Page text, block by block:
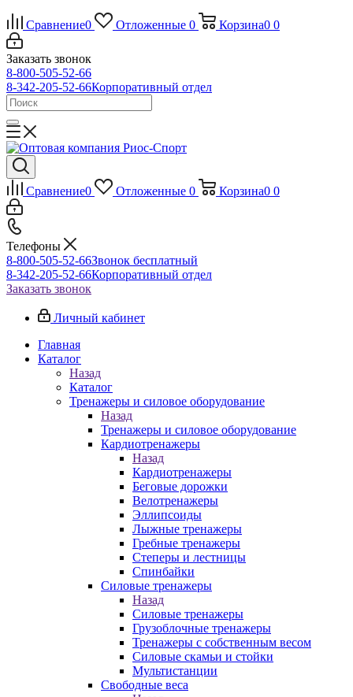
Сравнение0 Отложенные 0 Корзина0 0
Заказать звонок
8-800-505-52-66
8-342-205-52-66Корпоративный отдел
Сравнение0 Отложенные 0 Корзина0 0
Телефоны
8-800-505-52-66Звонок бесплатный
8-342-205-52-66Корпоративный отдел
Заказать звонок
Личный кабинет
Главная
Каталог
Назад
Каталог
Тренажеры и силовое оборудование
Назад
Тренажеры и силовое оборудование
Кардиотренажеры
Назад
Кардиотренажеры
Беговые дорожки
Велотренажеры
Эллипсоиды
Лыжные тренажеры
Гребные тренажеры
Степеры и лестницы
Спинбайки
Силовые тренажеры
Назад
Силовые тренажеры
Грузоблочные тренажеры
Тренажеры с собственным весом
Силовые скамьи и стойки
Мультистанции
Свободные веса